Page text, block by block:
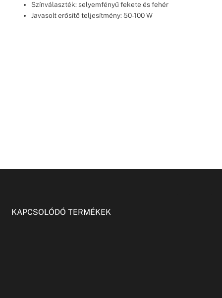
Színválaszték: selyemfényű fekete és fehér
Javasolt erősítő teljesítmény: 50-100 W
KAPCSOLÓDÓ TERMÉKEK